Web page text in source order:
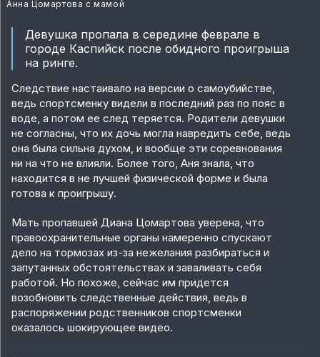
Анна Цомартова с мамой
Девушка пропала в середине феврале в
городе Каспийск после обидного проигрыша
на ринге.
Следствие настаивало на версии о самоубийстве,
ведь спортсменку видели в последний раз по пояс в
воде, а потом ее след теряется. Родители девушки
не согласны, что их дочь могла навредить себе, ведь
она была сильна духом, и вообще эти соревнования
ни на что не влияли. Более того, Аня знала, что
находится в не лучшей физической форме и была
готова к проигрышу.
Мать пропавшей Диана Цомартова уверена, что
правоохранительные органы намеренно спускают
дело на тормозах из-за нежелания разбираться и
запутанных обстоятельствах и заваливать себя
работой. Но похоже, сейчас им придется
возобновить следственные действия, ведь в
распоряжении родственников спортсменки
оказалось шокирующее видео.